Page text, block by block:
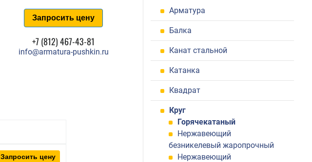
Запросить цену
+7 (812) 467-43-81
info@armatura-pushkin.ru
Запросить цену
Арматура
Балка
Канат стальной
Катанка
Квадрат
Круг
Горячекатаный
Нержавеющий
безникелевый жаропрочный
Нержавеющий